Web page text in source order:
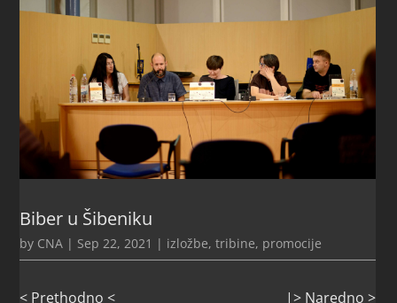
Biber u Šibeniku
by CNA | Sep 22, 2021 | izložbe, tribine, promocije
< Prethodno < |> Naredno >